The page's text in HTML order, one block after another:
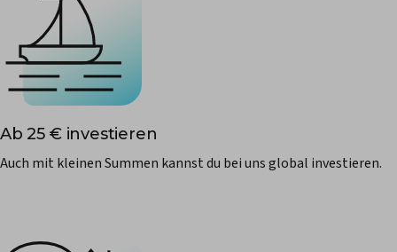
Ab 25 € investieren
Auch mit kleinen Summen kannst du bei uns global investieren.